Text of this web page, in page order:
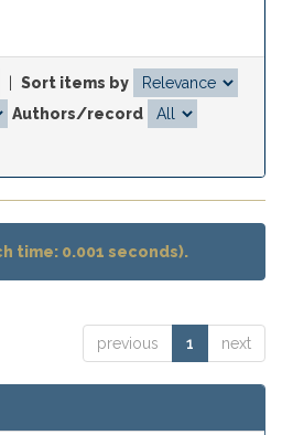
Sort items by
Authors/record
time: 0.001 seconds).
previous 1 next